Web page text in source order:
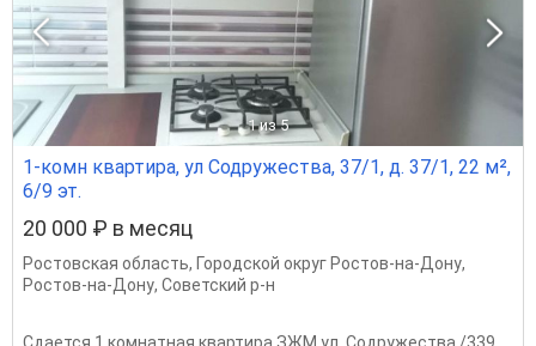
1 из 5
1-комн квартира, ул Содружества, 37/1, д. 37/1, 22 м²,
6/9 эт.
20 000 ₽ в месяц
Ростовская область, Городской округ Ростов-на-Дону,
Ростов-на-Дону, Советский р-н